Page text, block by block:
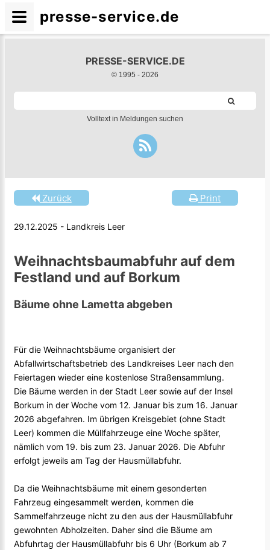
PRESSE-SERVICE.DE
© 1995 - 2026
Volltext in Meldungen suchen
Print
Zurück
29.12.2025 - Landkreis Leer
Weihnachtsbaumabfuhr auf dem
Festland und auf Borkum
Bäume ohne Lametta abgeben
Für die Weihnachtsbäume organisiert der
Abfallwirtschaftsbetrieb des Landkreises Leer nach den
Feiertagen wieder eine kostenlose Straßensammlung.
Die Bäume werden in der Stadt Leer sowie auf der Insel
Borkum in der Woche vom 12. Januar bis zum 16. Januar
2026 abgefahren. Im übrigen Kreisgebiet (ohne Stadt
Leer) kommen die Müllfahrzeuge eine Woche später,
nämlich vom 19. bis zum 23. Januar 2026. Die Abfuhr
erfolgt jeweils am Tag der Hausmüllabfuhr.
Da die Weihnachtsbäume mit einem gesonderten
Fahrzeug eingesammelt werden, kommen die
Sammelfahrzeuge nicht zu den aus der Hausmüllabfuhr
gewohnten Abholzeiten. Daher sind die Bäume am
Abfuhrtag der Hausmüllabfuhr bis 6 Uhr (Borkum ab 7
presse-service.de